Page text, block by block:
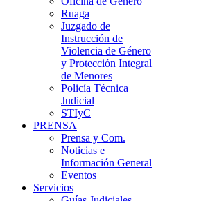
Ruaga
Juzgado de
Instrucción de
Violencia de Género
y Protección Integral
de Menores
Policía Técnica
Judicial
STIyC
PRENSA
Prensa y Com.
Noticias e
Información General
Eventos
Servicios